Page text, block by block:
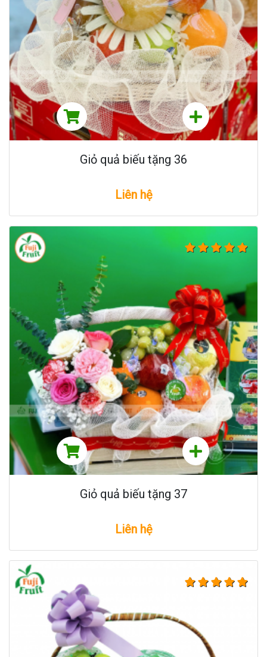
Giỏ quả biếu tặng 36
Liên hệ
Giỏ quả biếu tặng 37
Liên hệ